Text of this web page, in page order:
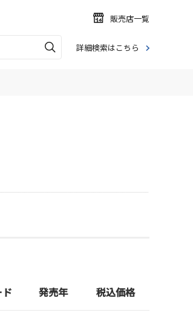
販売店一覧
詳細検索はこちら
発売年 税込価格